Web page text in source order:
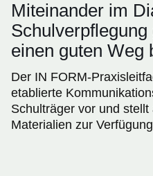
Miteinander im
einen guten Weg
Der IN FORM-
etablierte
Schulträger vor und
Materialien zur